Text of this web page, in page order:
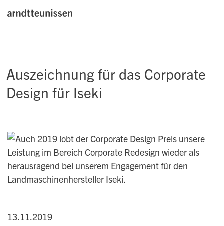
Auszeichnung für das Corporate
Design für Iseki
13.11.2019